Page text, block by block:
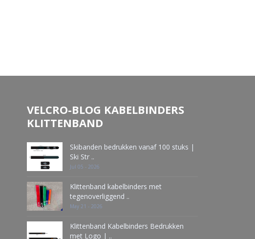
VELCRO-BLOG KABELBINDERS
KLITTENBAND
Skibanden bedrukken vanaf 100 stuks |
Ski Str ..
Jul 05 - 2026
Klittenband kabelbinders met
tegenoverliggend ..
May 21 - 2026
Klittenband Kabelbinders Bedrukken
met Logo | ..